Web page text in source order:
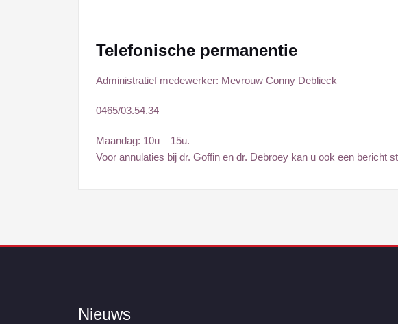
Telefonische permanentie
Administratief medewerker: Mevrouw Conny Deblieck
0465/03.54.34
Maandag: 10u – 15u.
Voor annulaties bij dr. Goffin en dr. Debroey kan u ook een bericht
Nieuws